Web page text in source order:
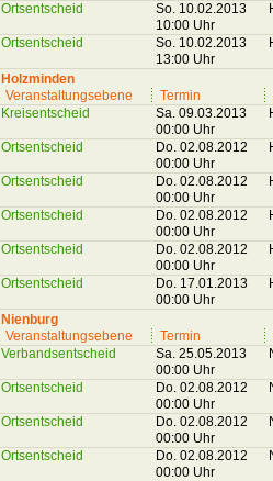
Ortsentscheid
So. 10.02.2013
10:00 Uhr
Ortsentscheid
So. 10.02.2013
13:00 Uhr
Holzminden
Veranstaltungsebene
Termin
Kreisentscheid
Sa. 09.03.2013
00:00 Uhr
Ortsentscheid
Do. 02.08.2012
00:00 Uhr
Ortsentscheid
Do. 02.08.2012
00:00 Uhr
Ortsentscheid
Do. 02.08.2012
00:00 Uhr
Ortsentscheid
Do. 02.08.2012
00:00 Uhr
Ortsentscheid
Do. 17.01.2013
00:00 Uhr
Nienburg
Veranstaltungsebene
Termin
Verbandsentscheid
Sa. 25.05.2013
00:00 Uhr
Ortsentscheid
Do. 02.08.2012
00:00 Uhr
Ortsentscheid
Do. 02.08.2012
00:00 Uhr
Ortsentscheid
Do. 02.08.2012
00:00 Uhr